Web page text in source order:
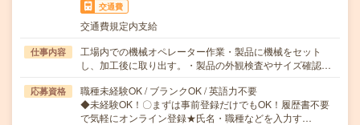
交通費
交通費規定内支給
仕事内容
工場内での機械オペレーター作業・製品に機械をセット
し、加工後に取り出す。・製品の外観検査やサイズ確認…
応募資格
職種未経験OK / ブランクOK / 英語力不要
◆未経験OK！〇まずは事前登録だけでもOK！履歴書不要
で気軽にオンライン登録★氏名・職種などを入力す…